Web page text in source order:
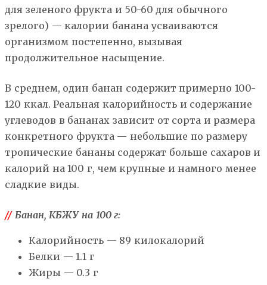
для зеленого фрукта и 50-60 для обычного
зрелого) — калории банана усваиваются
организмом постепенно, вызывая
продолжительное насыщение.
В среднем, один банан содержит примерно 100-
120 ккал. Реальная калорийность и содержание
углеводов в бананах зависит от сорта и размера
конкретного фрукта — небольшие по размеру
тропические бананы содержат больше сахаров и
калорий на 100 г, чем крупные и намного менее
сладкие виды.
// Банан, КБЖУ на 100 г:
Калорийность — 89 килокалорий
Белки — 1.1 г
Жиры — 0.3 г